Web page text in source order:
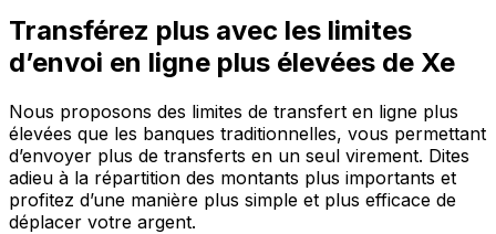
Transférez plus avec les limites
d’envoi en ligne plus élevées de Xe
Nous proposons des limites de transfert en ligne plus
élevées que les banques traditionnelles, vous permettant
d’envoyer plus de transferts en un seul virement. Dites
adieu à la répartition des montants plus importants et
profitez d’une manière plus simple et plus efficace de
déplacer votre argent.